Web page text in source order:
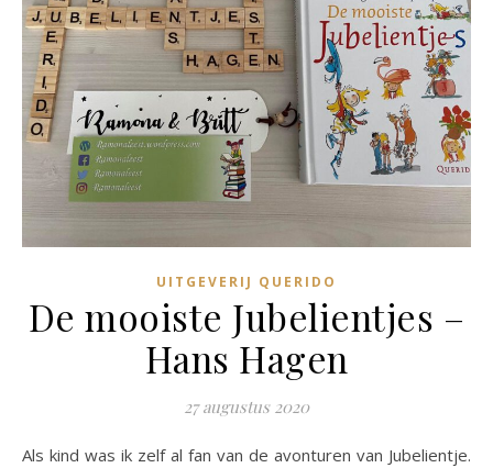
UITGEVERIJ QUERIDO
De mooiste Jubelientjes –
Hans Hagen
27 augustus 2020
Als kind was ik zelf al fan van de avonturen van Jubelientje.